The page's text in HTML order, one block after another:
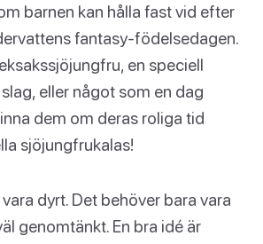
barnen kan hålla fast vid efter
fantasy-födelsedagen.
en speciell
eller något som en dag
dem om deras roliga tid
sjöjungfrukalas!
dyrt. Det behöver bara vara
genomtänkt. En bra idé är